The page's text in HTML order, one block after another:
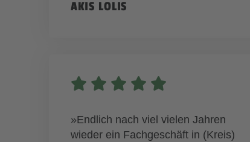
AKIS LOLIS
»Endlich nach viel vielen Jahren
wieder ein Fachgeschäft in (Kreis)